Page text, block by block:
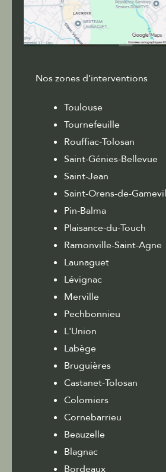
Nos zones d’interventions
Toulouse
Tournefeuille
Rouffiac-Tolosan
Saint-Génies-Bellevue
Saint-Jean
Saint-Orens-de-
Pin-Balma
Plaisance-du-Touch
Ramonville-Saint-Agne
Launaguet
Lévignac
Merville
Pechbonnieu
L'Union
Labège
Bruguières
Castanet-Tolosan
Colomiers
Cornebarrieu
Beauzelle
Blagnac
Bordeaux